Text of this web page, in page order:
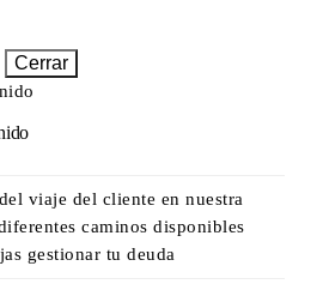
Cerrar
viaje del cliente en nuestra
caminos disponibles
gestionar tu deuda